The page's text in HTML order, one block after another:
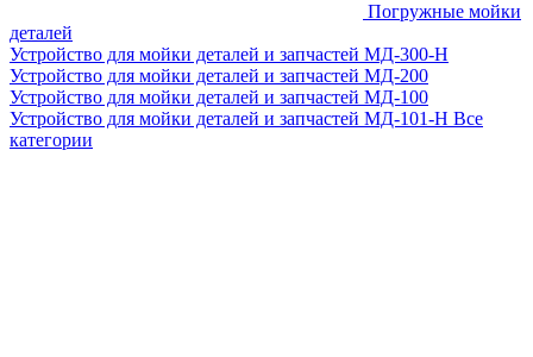
Погружные мойки
деталей
Устройство для мойки деталей и запчастей МД-300-H
Устройство для мойки деталей и запчастей МД-200
Устройство для мойки деталей и запчастей МД-100
Устройство для мойки деталей и запчастей МД-101-Н Все
категории